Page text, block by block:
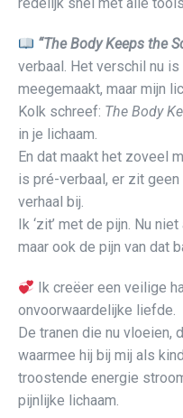
“The Body Keeps the
verbaal. Het verschil nu
meegemaakt, maar mijn
Kolk schreef: The Body
in je lichaam.
En dat maakt het zoveel
is pré-verbaal, er zit
verhaal bij.
Ik ‘zit’ met de pijn. Nu
maar ook de pijn van dat
Ik creëer een veilige
onvoorwaardelijke liefde.
De tranen die nu vloeien,
waarmee hij bij mij als
troostende energie
pijnlijke lichaam.